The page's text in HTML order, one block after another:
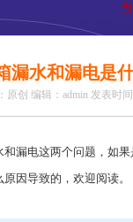
漏水和漏电是
原创 编辑：admin 发表时
漏电这两个问题，如
因导致的，欢迎阅读。